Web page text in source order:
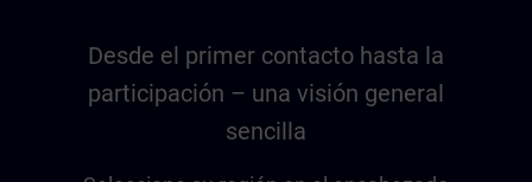
Desde el primer contacto hasta la
participación – una visión general
sencilla